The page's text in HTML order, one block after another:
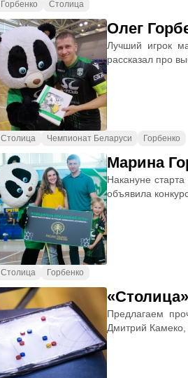
Горбенко Столица
Олег
Лучший игрок
рассказал про
Столица Чемпионат Беларуси Горбенко
Марина
Накануне
объявила
Столица Горбенко
Предлагаем
Дмитрий Камеко,